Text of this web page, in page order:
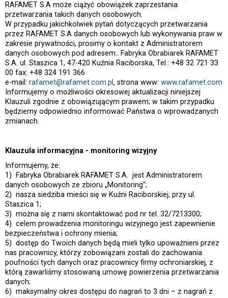
RAFAMET S.A może ciążyć obowiązek zaprzestania
przetwarzania takich danych osobowych.
W przypadku jakichkolwiek pytań dotyczących przetwarzania
przez RAFAMET S.A danych osobowych lub wykonywania praw w
zakresie prywatności, prosimy o kontakt z Administratorem
danych osobowych pod adresem:. Fabryka Obrabiarek RAFAMET
S.A. ul. Staszica 1, 47-420 Kuźnia Raciborska, Tel.: +48 32 721 33
00 fax: +48 324 191 366
e-mail:rafamet@rafamet.com.pl, strona www:www.rafamet.com
Informujemy o możliwości okresowej aktualizacji niniejszej
Klauzuli zgodnie z obowiązującym prawem; w takim przypadku
będziemy odpowiednio informować Państwa o wprowadzanych
zmianach.
Klauzula informacyjna - monitoring wizyjny
Informujemy, że:
1) Fabryka Obrabiarek RAFAMET S.A. jest Administratorem
danych osobowych ze zbioru „Monitoring”;
2) nasza siedziba mieści się w Kuźni Raciborskiej, przy ul.
Staszica 1;
3) można się z nami skontaktować pod nr tel. 32/7213300;
4) celem prowadzenia monitoringu wizyjnego jest zapewnienie
bezpieczeństwa i ochrony mienia;
5) dostęp do Twoich danych będą mieli tylko upoważnieni przez
nas pracownicy, którzy zobowiązani zostali do zachowania
poufności tych danych oraz pracownicy firmy ochroniarskiej, z
którą zawarliśmy stosowaną umowę powierzenia przetwarzania
danych;
6) maksymalny okres dostępu do nagrań to 3 dni – z nagrań z